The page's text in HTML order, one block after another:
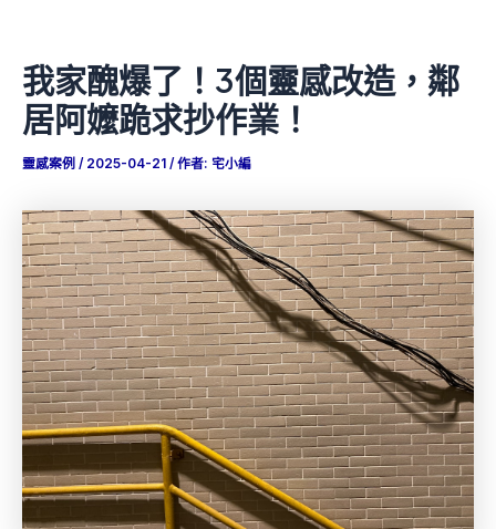
我家醜爆了！3個靈感改造，鄰
居阿嬤跪求抄作業！
靈感案例 / 2025-04-21 / 作者: 宅小編